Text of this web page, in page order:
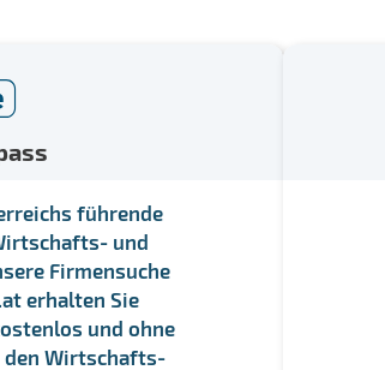
führende
und
Firmensuche
erhalten Sie
und ohne
den Wirtschafts-